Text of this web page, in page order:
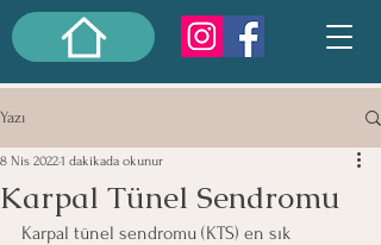
Yazı
Karpal Tünel Sendromu
8 Nis 20221 dakikada okunur
Karpal tünel sendromu (KTS) en sık